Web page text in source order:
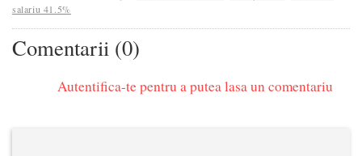
salariu 41.5%
Comentarii (0)
Autentifica-te pentru a putea lasa un comentariu